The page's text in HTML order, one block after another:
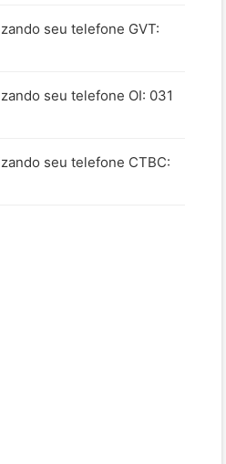
seu telefone GVT:
seu telefone OI: 031
seu telefone CTBC: